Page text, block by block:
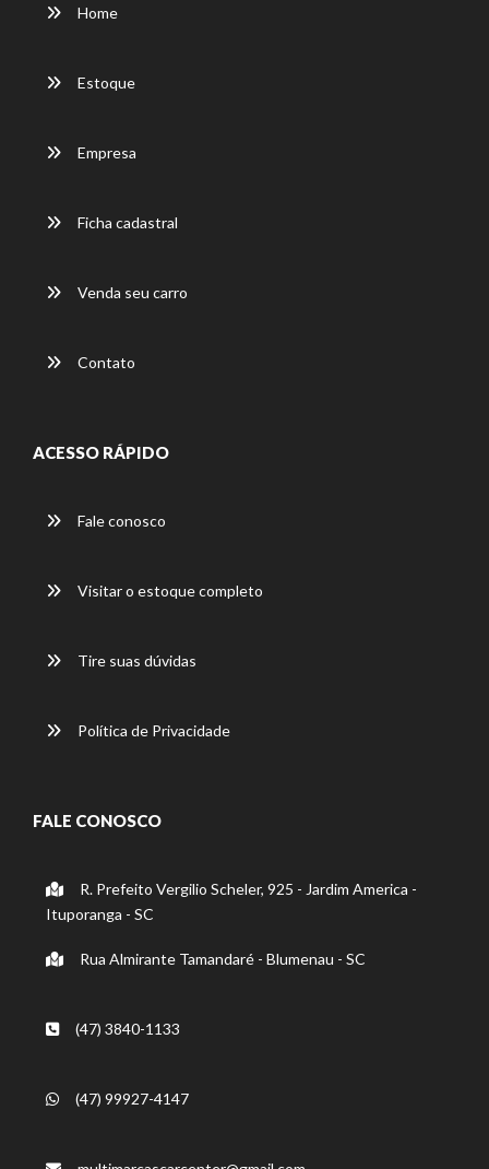
Home
Estoque
Empresa
Ficha cadastral
Venda seu carro
Contato
ACESSO RÁPIDO
Fale conosco
Visitar o estoque completo
Tire suas dúvidas
Política de Privacidade
FALE CONOSCO
R. Prefeito Vergilio Scheler, 925 - Jardim America -
Ituporanga - SC
Rua Almirante Tamandaré - Blumenau - SC
(47) 3840-1133
(47) 99927-4147